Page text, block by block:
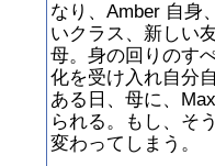
なり、Amber 自身
いクラス、新しい
母。身の回りのす
化を受け入れ自分
ある日、母に、
られる。もし、そ
変わってしまう。